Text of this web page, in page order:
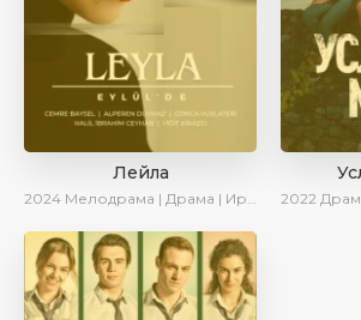
Лейла
2024 Мелодрама | Драма | Ирина Котова | AveTurk | AlisaDirilis | Сериалы 2024 2022 Драма |